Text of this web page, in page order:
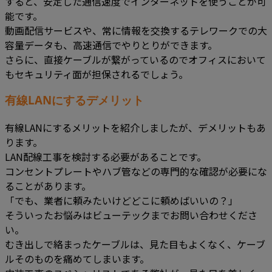
能です。
動画配信サービスや、常に情報を交換するテレワークでの大
容量データも、高速通信でやりとりができます。
さらに、直接ケーブルが繋がっているのでオフィスにおいて
もセキュリティ面が担保されるでしょう。
有線LANにするデメリット
有線LANにするメリットを紹介しましたが、デメリットもあ
ります。
LAN配線工事を検討する必要があることです。
コンセントプレートやハブ管などの専門的な確認が必要にな
ることがあります。
「でも、業者に頼みたいけどどこに頼めばいいの？」
そういったお悩みはビューテックまでお問い合わせくださ
い。
むき出しで絡まったケーブルは、見た目もよくなく、ケーブ
ルそのものを痛めてしまいます。